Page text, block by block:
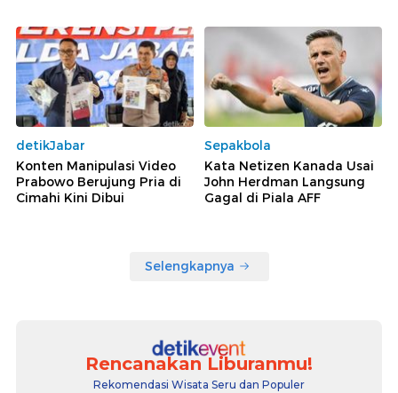
detikJabar
Konten Manipulasi Video
Prabowo Berujung Pria di
Cimahi Kini Dibui
Sepakbola
Kata Netizen Kanada Usai
John Herdman Langsung
Gagal di Piala AFF
Selengkapnya
Rencanakan Liburanmu!
Rekomendasi Wisata Seru dan Populer